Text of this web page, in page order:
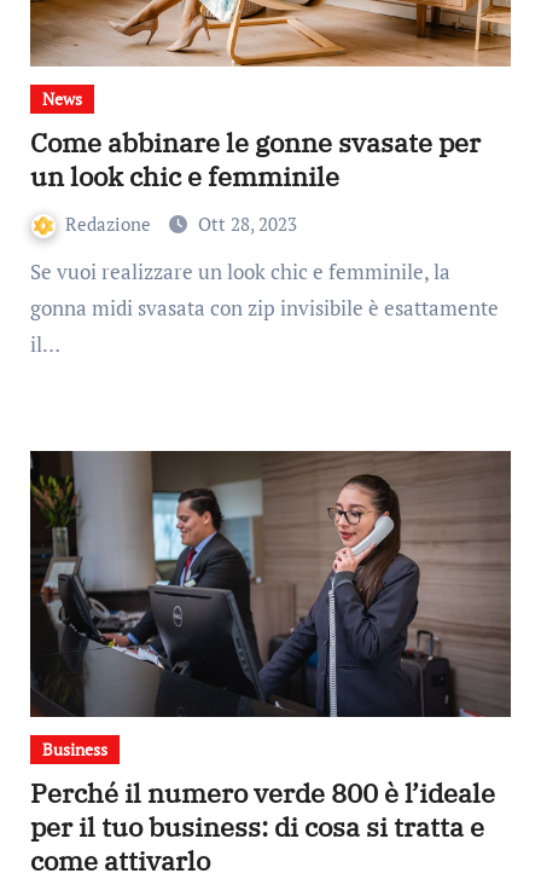
News
Come abbinare le gonne svasate per
un look chic e femminile
Redazione Ott 28, 2023
Se vuoi realizzare un look chic e femminile, la
gonna midi svasata con zip invisibile è esattamente
il…
Business
Perché il numero verde 800 è l’ideale
per il tuo business: di cosa si tratta e
come attivarlo